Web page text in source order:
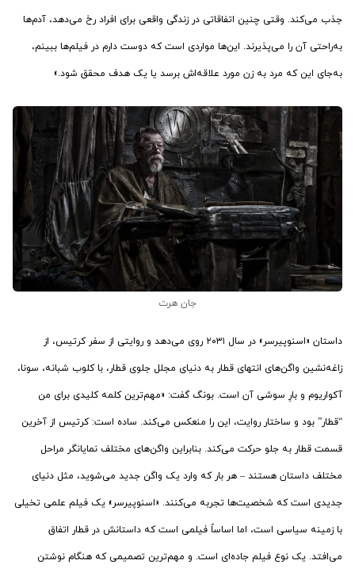
جذب می‌کند. وقتی چنین اتفاقاتی در زندگی واقعی برای افراد رخ می‌دهد، آدم‌ها
به‌راحتی آن را می‌پذیرند. این‌ها مواردی است که دوست دارم در فیلم‌ها ببینم،
به‌جای این که مرد به زن مورد علاقه‌اش برسد یا یک هدف محقق شود.»
جان هرت
داستان «اسنوپیرسر» در سال ۲۰۳۱ روی می‌دهد و روایتی از سفر کرتیس، از
زاغه‌‌نشین واگن‌های انتهای قطار به دنیای مجلل جلوی قطار، با کلوب شبانه، سونا،
آکواریوم و بارِ سوشی آن است. بونگ گفت: «مهم‌ترین کلمه کلیدی برای من
“قطار” بود و ساختار روایت، این را منعکس می‌کند. ساده است: کرتیس از آخرین
قسمت قطار به جلو حرکت می‌کند. بنابراین واگن‌های مختلف نمایانگر مراحل
مختلف داستان هستند – هر بار که وارد یک واگن جدید می‌شوید، مثل دنیای
جدیدی است که شخصیت‌ها تجربه می‌کنند. «اسنوپیرسر» یک فیلم علمی تخیلی
با زمینه سیاسی است، اما اساساً فیلمی است که داستانش در قطار اتفاق
می‌افتد. یک نوع فیلم جاده‌ای است. و مهم‌ترین تصمیمی که هنگام نوشتن